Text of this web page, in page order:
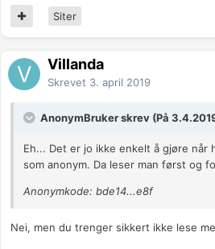
Siter
Villanda
Skrevet 3. april 2019
AnonymBruker skrev (På
Eh... Det er jo ikke enkelt å gjøre når
som anonym. Da leser man først og
Anonymkode: bde14...e8f
Nei, men du trenger sikkert ikke lese